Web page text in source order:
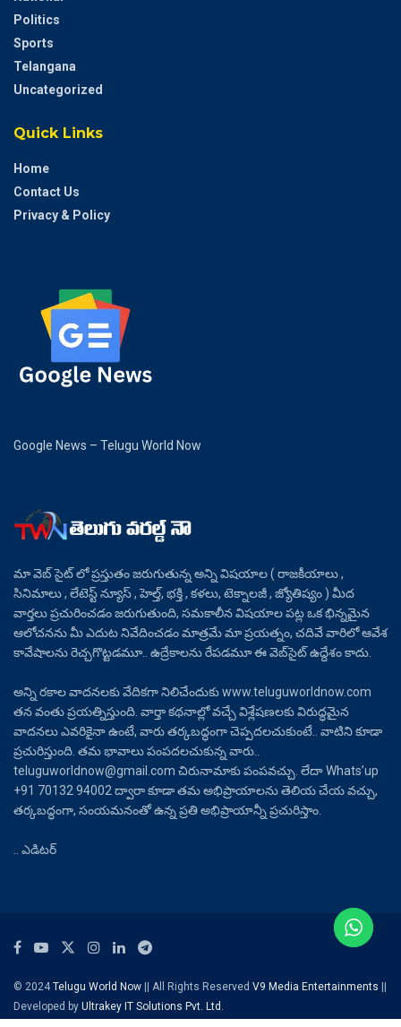
Politics
Sports
Telangana
Uncategorized
Quick Links
Home
Contact Us
Privacy & Policy
Google News – Telugu World Now
మా వెబ్ సైట్ లో ప్రస్తుతం జరుగుతున్న అన్ని విషయాల ( రాజకీయాలు ,
సినిమాలు , లేటెస్ట్ న్యూస్ , హెల్త్, భక్తి , కళలు, టెక్నాలజీ , జ్యోతిష్యం ) మీద
వార్తలు ప్రచురించడం జరుగుతుంది, సమకాలీన విషయాల పట్ల ఒక భిన్నమైన
ఆలోచనను మీ ఎదుట నివేదించడం మాత్రమే మా ప్రయత్నం, చదివే వారిలో ఆవేశ
కావేషాలను రెచ్చగొట్టడమూ.. ఉద్రేకాలను రేపడమూ ఈ వెబ్‌సైట్ ఉద్దేశం కాదు.
అన్ని రకాల వాదనలకు వేదికగా నిలిచేందుకు www.teluguworldnow.com
తన వంతు ప్రయత్నిస్తుంది. వార్తా కథనాల్లో వచ్చే విశ్లేషణలకు విరుద్ధమైన
వాదనలు ఎవరికైనా ఉంటే, వారు తర్కబద్ధంగా చెప్పదలచుకుంటే.. వాటిని కూడా
ప్రచురిస్తుంది. తమ భావాలు పంపదలచుకున్న వారు..
teluguworldnow@gmail.com చిరునామాకు పంపవచ్చు. లేదా Whats’up
+91 70132 94002 ద్వారా కూడా తమ అభిప్రాయాలను తెలియ చేయ వచ్చు,
తర్కబద్ధంగా, సంయమనంతో ఉన్న ప్రతి అభిప్రాయాన్నీ ప్రచురిస్తాం.
.. ఎడిటర్
© 2024Telugu World Now || All Rights Reserved V9 Media Entertainments ||
Developed by Ultrakey IT Solutions Pvt. Ltd.